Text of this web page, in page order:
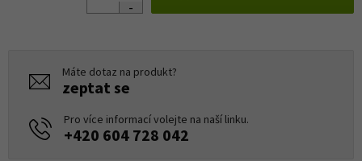
Máte dotaz na produkt?
zeptat se
Pro více informací volejte na naší linku.
+420 604 728 042